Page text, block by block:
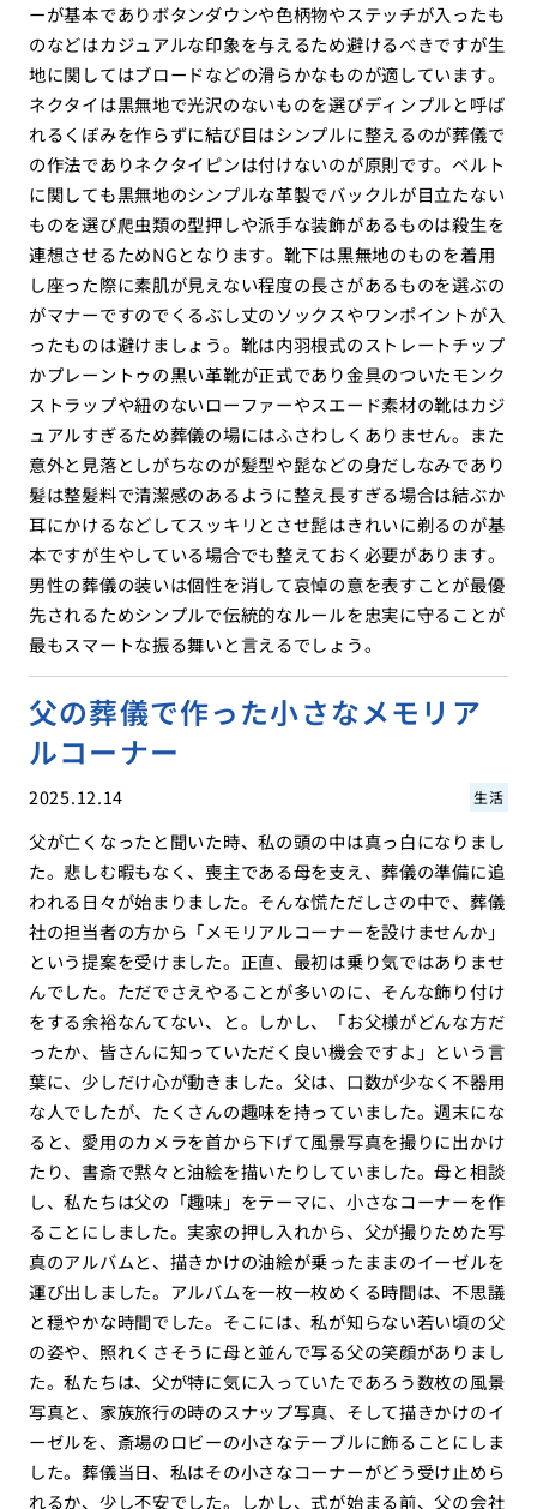
ーが基本でありボタンダウンや色柄物やステッチが入ったも
のなどはカジュアルな印象を与えるため避けるべきですが生
地に関してはブロードなどの滑らかなものが適しています。
ネクタイは黒無地で光沢のないものを選びディンプルと呼ば
れるくぼみを作らずに結び目はシンプルに整えるのが葬儀で
の作法でありネクタイピンは付けないのが原則です。ベルト
に関しても黒無地のシンプルな革製でバックルが目立たない
ものを選び爬虫類の型押しや派手な装飾があるものは殺生を
連想させるためNGとなります。靴下は黒無地のものを着用
し座った際に素肌が見えない程度の長さがあるものを選ぶの
がマナーですのでくるぶし丈のソックスやワンポイントが入
ったものは避けましょう。靴は内羽根式のストレートチップ
かプレーントゥの黒い革靴が正式であり金具のついたモンク
ストラップや紐のないローファーやスエード素材の靴はカジ
ュアルすぎるため葬儀の場にはふさわしくありません。また
意外と見落としがちなのが髪型や髭などの身だしなみであり
髪は整髪料で清潔感のあるように整え長すぎる場合は結ぶか
耳にかけるなどしてスッキリとさせ髭はきれいに剃るのが基
本ですが生やしている場合でも整えておく必要があります。
男性の葬儀の装いは個性を消して哀悼の意を表すことが最優
先されるためシンプルで伝統的なルールを忠実に守ることが
最もスマートな振る舞いと言えるでしょう。
父の葬儀で作った小さなメモリア
ルコーナー
2025.12.14 生活
父が亡くなったと聞いた時、私の頭の中は真っ白になりまし
た。悲しむ暇もなく、喪主である母を支え、葬儀の準備に追
われる日々が始まりました。そんな慌ただしさの中で、葬儀
社の担当者の方から「メモリアルコーナーを設けませんか」
という提案を受けました。正直、最初は乗り気ではありませ
んでした。ただでさえやることが多いのに、そんな飾り付け
をする余裕なんてない、と。しかし、「お父様がどんな方だ
ったか、皆さんに知っていただく良い機会ですよ」という言
葉に、少しだけ心が動きました。父は、口数が少なく不器用
な人でしたが、たくさんの趣味を持っていました。週末にな
ると、愛用のカメラを首から下げて風景写真を撮りに出かけ
たり、書斎で黙々と油絵を描いたりしていました。母と相談
し、私たちは父の「趣味」をテーマに、小さなコーナーを作
ることにしました。実家の押し入れから、父が撮りためた写
真のアルバムと、描きかけの油絵が乗ったままのイーゼルを
運び出しました。アルバムを一枚一枚めくる時間は、不思議
と穏やかな時間でした。そこには、私が知らない若い頃の父
の姿や、照れくさそうに母と並んで写る父の笑顔がありまし
た。私たちは、父が特に気に入っていたであろう数枚の風景
写真と、家族旅行の時のスナップ写真、そして描きかけのイ
ーゼルを、斎場のロビーの小さなテーブルに飾ることにしま
した。葬儀当日、私はその小さなコーナーがどう受け止めら
れるか、少し不安でした。しかし、式が始まる前、父の会社